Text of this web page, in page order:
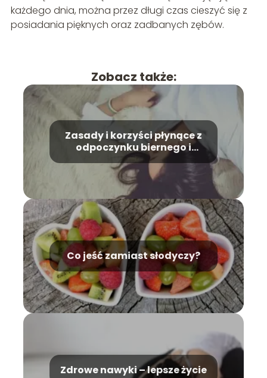
każdego dnia, można przez długi czas cieszyć się z
posiadania pięknych oraz zadbanych zębów.
Zobacz także:
Zasady i korzyści płynące z
odpoczynku biernego i
czynnego
Co jeść zamiast słodyczy?
Zdrowe nawyki – lepsze życie